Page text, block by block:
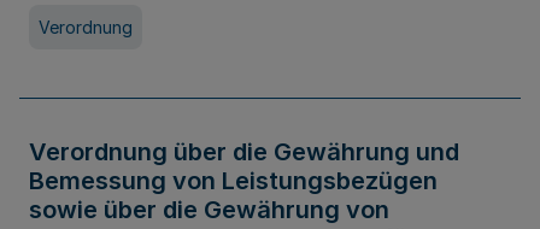
Verordnung
Verordnung über die Gewährung und
Bemessung von Leistungsbezügen
sowie über die Gewährung von